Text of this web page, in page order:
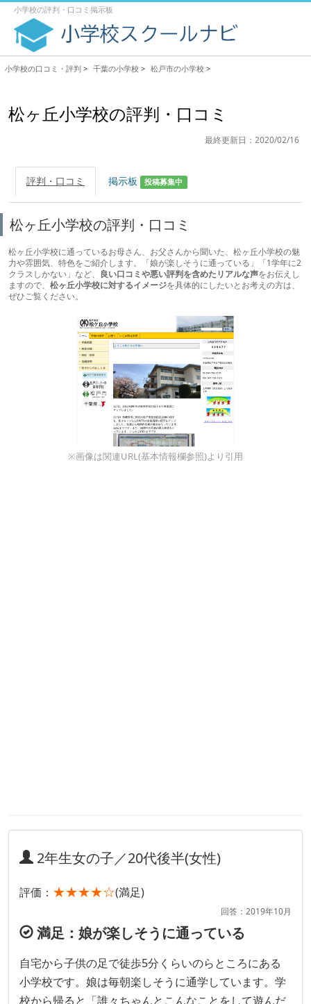
小学校の評判・口コミ掲示板
小学校の口コミ・評判 > 千葉の小学校 > 松戸市の小学校 >
松ヶ丘小学校の評判・口コミ
最終更新日：2020/02/16
評判・口コミ 掲示板 投稿募集中
松ヶ丘小学校の評判・口コミ
松ヶ丘小学校に通っているお母さん、お父さんから聞いた、松ヶ丘小学校の魅
力や雰囲気、特色をご紹介します。「娘が楽しそうに通っている」「1学年に2
クラスしかない」など、
良い口コミや悪い評判を含めたリアルな声をお伝えし
ますので、 松ヶ丘小学校に対するイメージを具体的にしたいとお考えの方は、
ぜひご覧ください。
※画像は関連URL(基本情報欄参照)より引用
2年生女の子／20代後半(女性)
評価： ★★★★☆(満足)
回答：2019年10月
満足：娘が楽しそうに通っている
自宅から子供の足で徒歩5分くらいのらところにある
小学校です。娘は毎朝楽しそうに通学しています。学
校から帰ると「誰々ちゃんとこんなことをして遊んだ